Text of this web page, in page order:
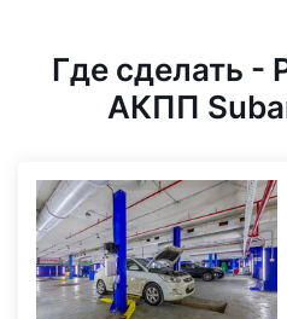
Где сделать -
АКПП